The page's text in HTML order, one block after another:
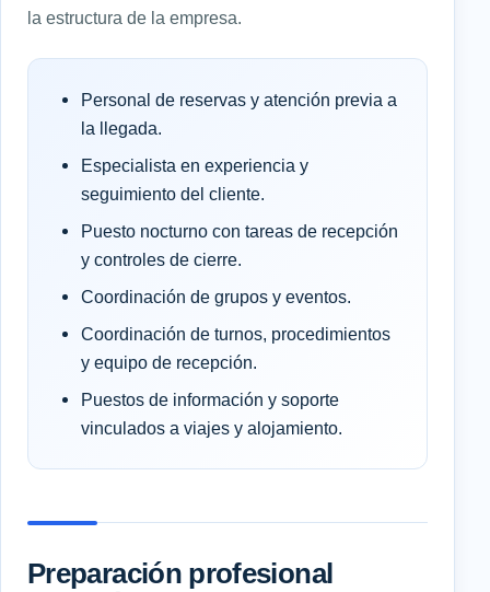
la estructura de la empresa.
Personal de reservas y atención previa a
la llegada.
Especialista en experiencia y
seguimiento del cliente.
Puesto nocturno con tareas de recepción
y controles de cierre.
Coordinación de grupos y eventos.
Coordinación de turnos, procedimientos
y equipo de recepción.
Puestos de información y soporte
vinculados a viajes y alojamiento.
Preparación profesional